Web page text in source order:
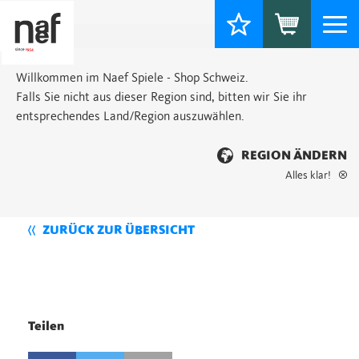
Willkommen im Naef Spiele - Shop Schweiz.
Falls Sie nicht aus dieser Region sind, bitten wir Sie ihr
entsprechendes Land/Region auszuwählen.
REGION ÄNDERN
Alles klar!
ZURÜCK ZUR ÜBERSICHT
Teilen